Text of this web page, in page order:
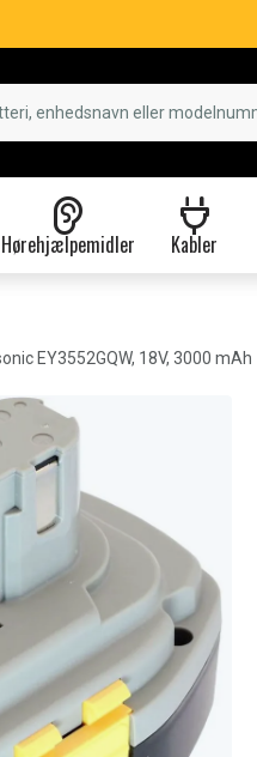
Hørehjælpemidler Kabler
EY3552GQW, 18V, 3000 mAh